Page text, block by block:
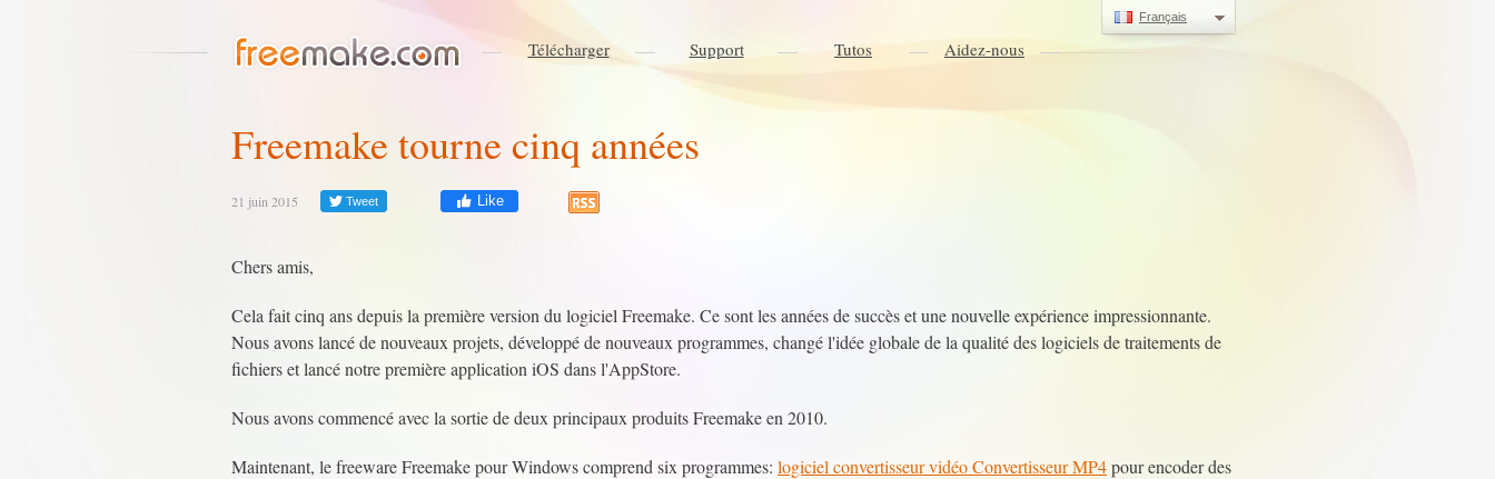
Français
Télécharger Support Tutos Aidez-nous
Freemake tourne cinq années
21 juin 2015 Tweet Like
Chers amis,
Cela fait cinq ans depuis la première version du logiciel Freemake. Ce sont les années de succès et une nouvelle expérience impressionnante.
Nous avons lancé de nouveaux projets, développé de nouveaux programmes, changé l'idée globale de la qualité des logiciels de traitements de
fichiers et lancé notre première application iOS dans l'AppStore.
Nous avons commencé avec la sortie de deux principaux produits Freemake en 2010.
Maintenant, le freeware Freemake pour Windows comprend six programmes: logiciel convertisseur vidéo Convertisseur MP4pour encoder des